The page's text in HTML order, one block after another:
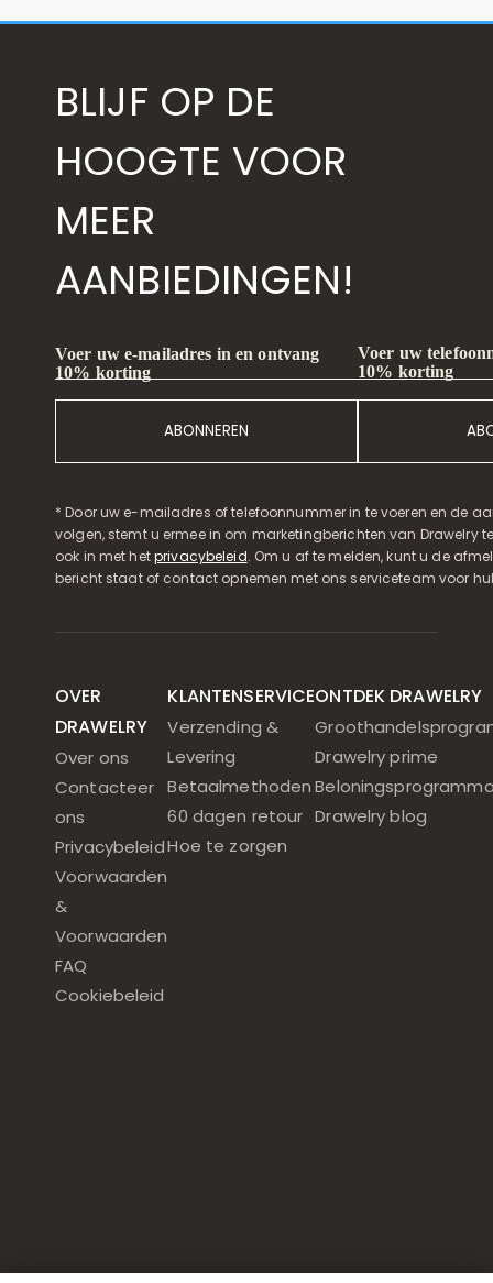
BLIJF OP DE
HOOGTE VOOR
MEER
AANBIEDINGEN!
Voer uw e-mailadres in en ontvang
10% korting
ABONNEREN
Voer uw
10% korting
* Door uw e-mailadres of telefoonnummer in te voeren en de
volgen, stemt u ermee in om marketingberichten van Drawelry
ook in met hetprivacybeleid. Om u af te melden, kunt u de
bericht staat of contact opnemen met ons serviceteam voor
OVER
DRAWELRY
Over ons
Contacteer
ons
Privacybeleid
Voorwaarden
&
Voorwaarden
FAQ
Cookiebeleid
KLANTENSERVICE
Verzending &
Levering
Betaalmethoden
60 dagen retour
Hoe te zorgen
ONTDEK DRAWELRY
Drawelry prime
Drawelry blog